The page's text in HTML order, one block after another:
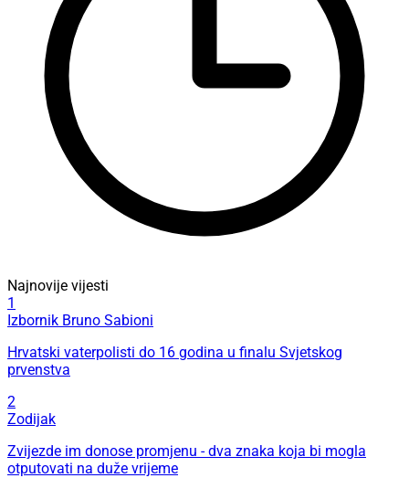
Najnovije vijesti
1
Izbornik Bruno Sabioni
Hrvatski vaterpolisti do 16 godina u finalu Svjetskog
prvenstva
2
Zodijak
Zvijezde im donose promjenu - dva znaka koja bi mogla
otputovati na duže vrijeme